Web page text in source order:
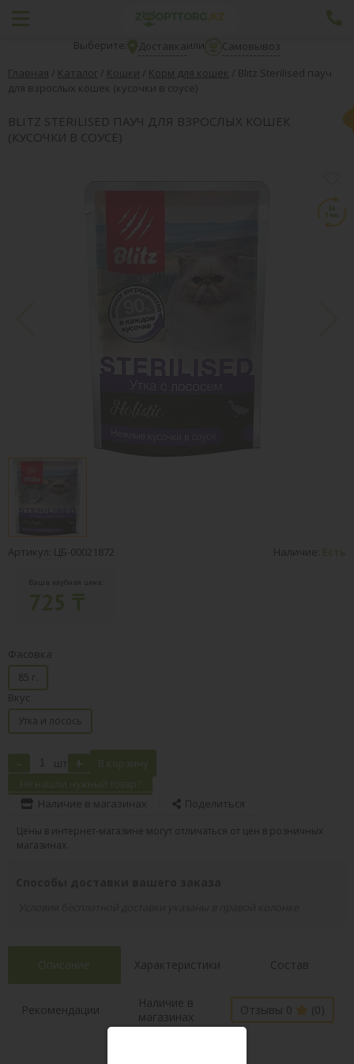
Выберите: Доставкаили
Самовывоз
Главная / Каталог / Кошки / Корм для кошек / Blitz Sterilised пауч
для взрослых кошек (кусочки в соусе)
BLITZ STERILISED ПАУЧ ДЛЯ ВЗРОСЛЫХ КОШЕК
(КУСОЧКИ В СОУСЕ)
Артикул: ЦБ-00021872 Наличие: Есть
Ваша клубная цена:
Фасовка
85 г.
Вкус
Утка и лосось
- шт + В корзину
Не нашли нужный товар?
Наличие в магазинах Поделиться
Цены в интернет-магазине могут отличаться от цен в розничных
магазинах.
Описание Характеристики Состав
Рекомендации
Наличие в
магазинах
Отзывы 0 (0)